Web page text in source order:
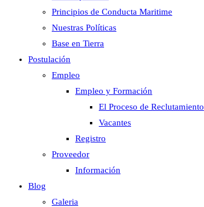
Principios de Conducta Maritime
Nuestras Políticas
Base en Tierra
Postulación
Empleo
Empleo y Formación
El Proceso de Reclutamiento
Vacantes
Registro
Proveedor
Información
Blog
Galeria